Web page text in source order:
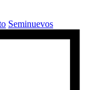
Seminuevos